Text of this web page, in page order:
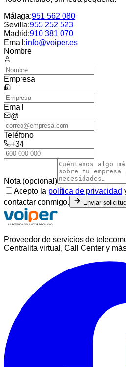
Málaga:951 562 080
Sevilla:955 252 523
Madrid:910 381 070
Email:info@voiper.es
Nombre
Empresa
Email
@
Teléfono
+34
Nota (opcional)
Acepto la política de privacidad
contactar conmigo.
Enviar solicitud
Proveedor de servicios de
Centralita virtual, Call Center y